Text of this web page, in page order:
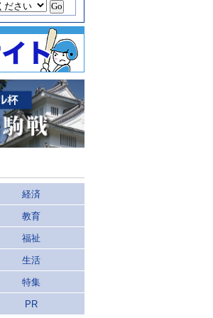
経済
教育
福祉
生活
特集
PR